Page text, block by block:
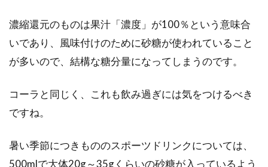
濃縮還元のものは果汁「濃度」が100％という意味合
いであり、風味付けのために砂糖が使われていること
が多いので、結構な糖分量になってしまうのです。
コーラと同じく、これも飲み過ぎには気をつけるべき
ですね。
暑い季節につきもののスポーツドリンクについては、
500mlで大体20g～35gくらいの砂糖が入っているよう